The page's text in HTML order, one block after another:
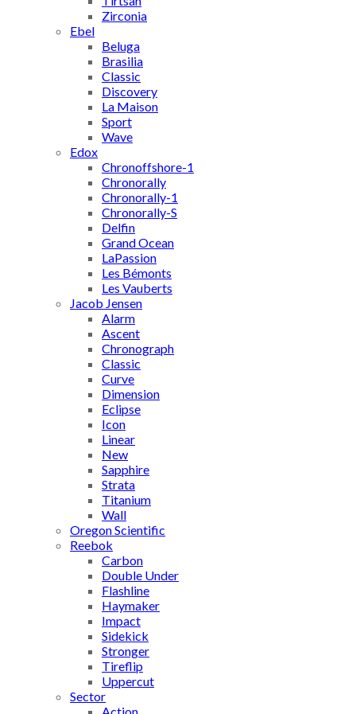
Zirconia
Ebel
Beluga
Brasilia
Classic
Discovery
La Maison
Sport
Wave
Edox
Chronoffshore-1
Chronorally
Chronorally-1
Chronorally-S
Delfin
Grand Ocean
LaPassion
Les Bémonts
Les Vauberts
Jacob Jensen
Alarm
Ascent
Chronograph
Classic
Curve
Dimension
Eclipse
Icon
Linear
New
Sapphire
Strata
Titanium
Wall
Oregon Scientific
Reebok
Carbon
Double Under
Flashline
Haymaker
Impact
Sidekick
Stronger
Tireflip
Uppercut
Sector